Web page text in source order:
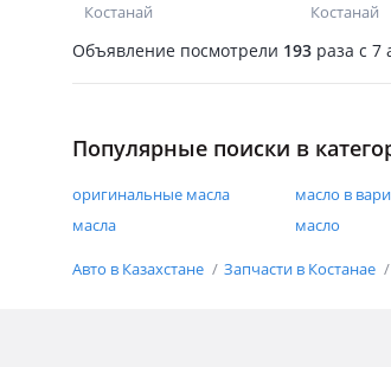
Костанай Костанай
Объявление посмотрели 193 раза c 7
Популярные поиски в
оригинальные масла масло в
масла
масло
Авто в Казахстане Запчасти в Костанае